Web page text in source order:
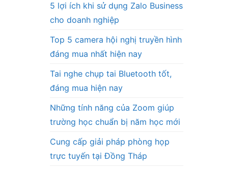
5 lợi ích khi sử dụng Zalo Business
cho doanh nghiệp
Top 5 camera hội nghị truyền hình
đáng mua nhất hiện nay
Tai nghe chụp tai Bluetooth tốt,
đáng mua hiện nay
Những tính năng của Zoom giúp
trường học chuẩn bị năm học mới
Cung cấp giải pháp phòng họp
trực tuyến tại Đồng Tháp